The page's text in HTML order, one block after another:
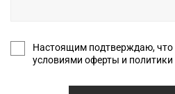
Настоящим подтверждаю, что